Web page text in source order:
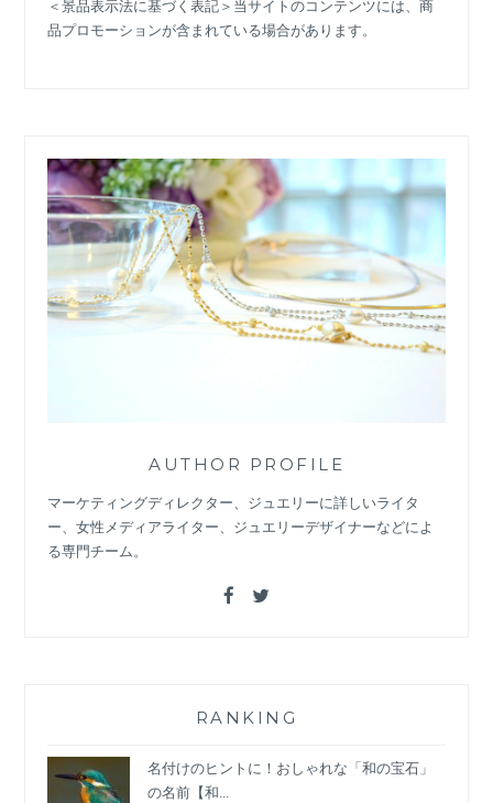
＜景品表示法に基づく表記＞当サイトのコンテンツには、商
品プロモーションが含まれている場合があります。
AUTHOR PROFILE
マーケティングディレクター、ジュエリーに詳しいライタ
ー、女性メディアライター、ジュエリーデザイナーなどによ
る専門チーム。
RANKING
名付けのヒントに！おしゃれな「和の宝石」
の名前【和...